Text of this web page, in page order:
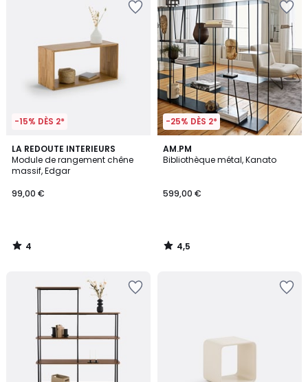
-15% DÈS 2*
LA REDOUTE INTERIEURS
Module de rangement chêne
massif, Edgar
99,00 €
4
/
5
4
/
-25% DÈS 2*
AM.PM
Bibliothèque métal, Kanato
599,00 €
4,5
/ 5
4,5
/